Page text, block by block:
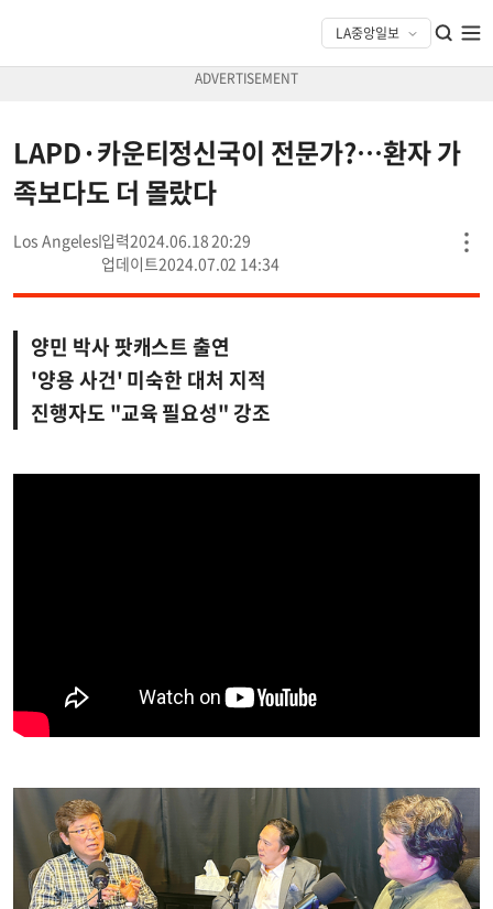
LAPD·카운티정신국이 전문가?…환자 가
족보다도 더 몰랐다
Los Angeles
2024.06.18 20:29
2024.07.02 14:34
양민 박사 팟캐스트 출연
'양용 사건' 미숙한 대처 지적
진행자도 "교육 필요성" 강조